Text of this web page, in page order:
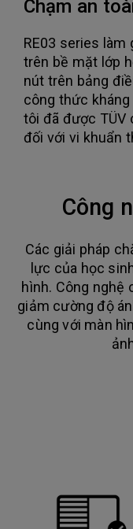
Chạm an
RE03 series
trên bề mặt lớp
nút trên bảng
công thức
tôi đã được TÜV
đối với vi khuẩn
Công
Các giải pháp
lực của học
hình. Công nghệ
giảm cường độ
cùng với màn